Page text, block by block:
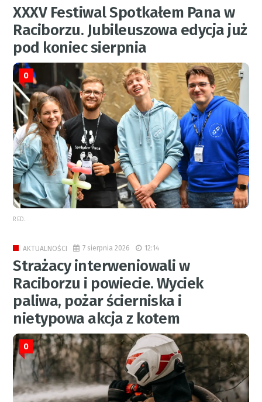
XXXV Festiwal Spotkałem Pana w
Raciborzu. Jubileuszowa edycja już
pod koniec sierpnia
0
RED.
AKTUALNOŚCI 7 sierpnia 2026 12:14
Strażacy interweniowali w
Raciborzu i powiecie. Wyciek
paliwa, pożar ścierniska i
nietypowa akcja z kotem
0